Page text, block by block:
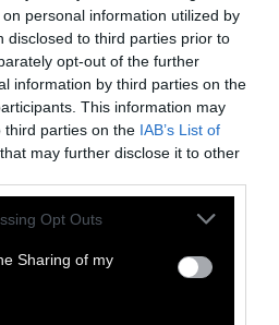
personal information utilized by
disclosed to third parties prior to
opt-out of the further
information by third parties on the
This information may
third parties on the IAB’s List of
that may further disclose it to other
Opt Outs
Sharing of my